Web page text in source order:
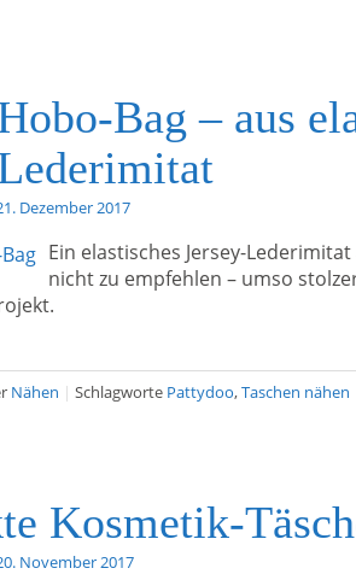
Bag – aus
Dezember 2017
Ein elastisches Jersey-
nicht zu empfehlen – umso
Nähen | Schlagworte Pattydoo,Taschen nähen
Kosmetik-
November 2017